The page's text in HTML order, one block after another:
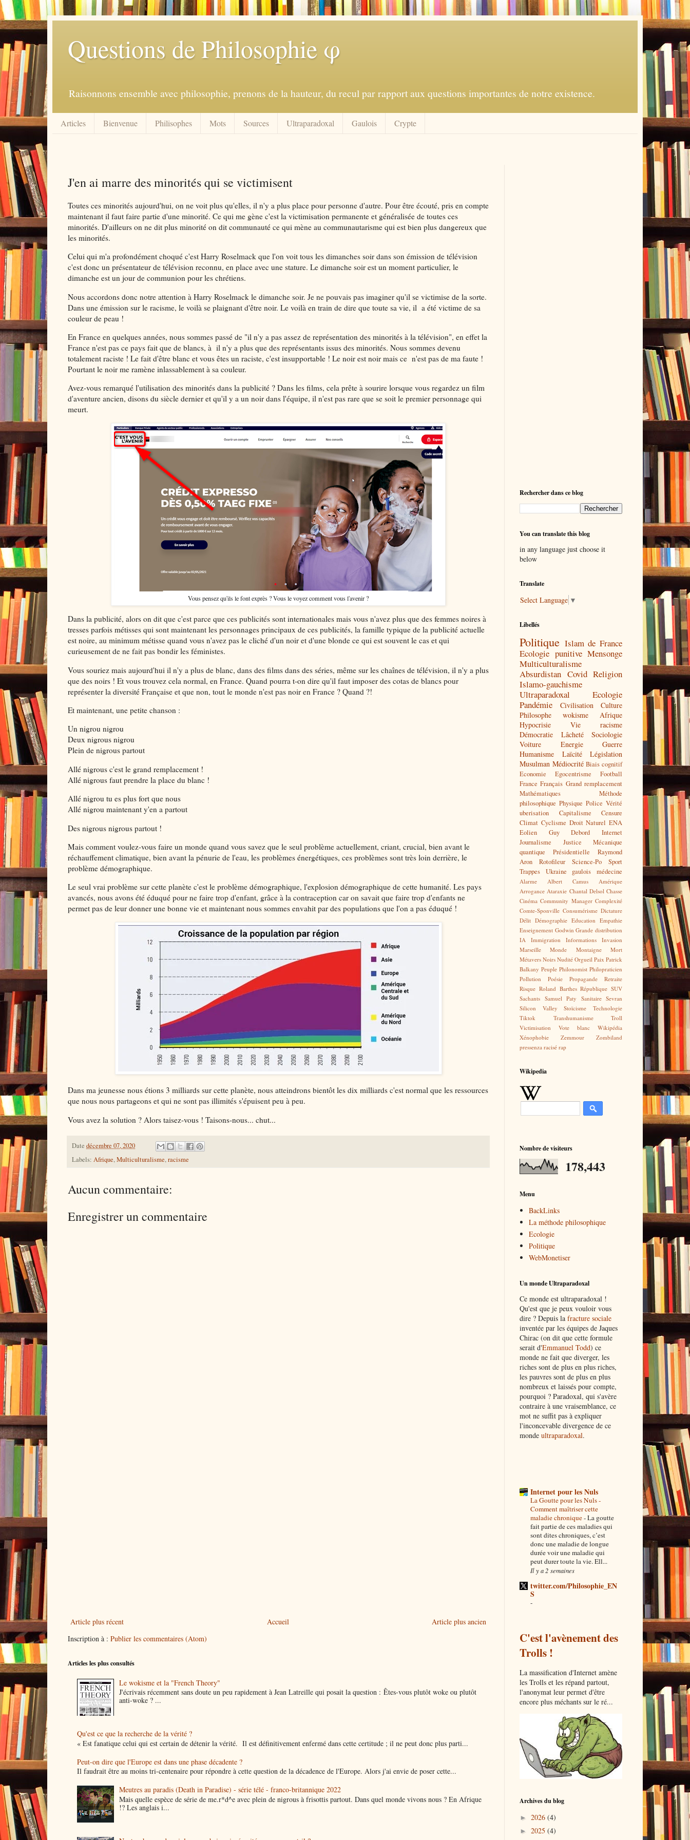
Questions de Philosophie φ
Raisonnons ensemble avec philosophie, prenons de la hauteur, du recul par rapport aux questions importantes de notre existence.
Articles Bienvenue Philisophes Mots Sources Ultraparadoxal Gaulois Crypte
J'en ai marre des minorités qui se victimisent
Toutes ces minorités aujourd'hui, on ne voit plus qu'elles, il n'y a plus place pour personne d'autre. Pour être écouté, pris en compte
maintenant il faut faire partie d'une minorité. Ce qui me gène c'est la victimisation permanente et généralisée de toutes ces
minorités. D'ailleurs on ne dit plus minorité on dit communauté ce qui mène au communautarisme qui est bien plus dangereux que
les minorités.
Celui qui m'a profondément choqué c'est Harry Roselmack que l'on voit tous les dimanches soir dans son émission de télévision
c'est donc un présentateur de télévision reconnu, en place avec une stature. Le dimanche soir est un moment particulier, le
dimanche est un jour de communion pour les chrétiens.
Nous accordons donc notre attention à Harry Roselmack le dimanche soir. Je ne pouvais pas imaginer qu'il se victimise de la sorte.
Dans une émission sur le racisme, le voilà se plaignant d'être noir. Le voilà en train de dire que toute sa vie, il a été victime de sa
couleur de peau !
En France en quelques années, nous sommes passé de "il n'y a pas assez de représentation des minorités à la télévision", en effet la
France n'est pas ce pays fait que de blancs, à il n'y a plus que des représentants issus des minorités. Nous sommes devenu
totalement raciste ! Le fait d'être blanc et vous êtes un raciste, c'est insupportable ! Le noir est noir mais ce n'est pas de ma faute !
Pourtant le noir me ramène inlassablement à sa couleur.
Avez-vous remarqué l'utilisation des minorités dans la publicité ? Dans les films, cela prête à sourire lorsque vous regardez un film
d'aventure ancien, disons du siècle dernier et qu'il y a un noir dans l'équipe, il n'est pas rare que se soit le premier personnage qui
meurt.
Vous pensez qu'ils le font exprès ? Vous le voyez comment vous l'avenir ?
Dans la publicité, alors on dit que c'est parce que ces publicités sont internationales mais vous n'avez plus que des femmes noires à
tresses parfois métisses qui sont maintenant les personnages principaux de ces publicités, la famille typique de la publicité actuelle
est noire, au minimum métisse quand vous n'avez pas le cliché d'un noir et d'une blonde ce qui est souvent le cas et qui
curieusement de ne fait pas bondir les féministes.
Vous souriez mais aujourd'hui il n'y a plus de blanc, dans des films dans des séries, même sur les chaînes de télévision, il n'y a plus
que des noirs ! Et vous trouvez cela normal, en France. Quand pourra t-on dire qu'il faut imposer des cotas de blancs pour
représenter la diversité Française et que non, tout le monde n'est pas noir en France ? Quand ?!
Et maintenant, une petite chanson :
Un nigrou nigrou
Deux nigrous nigrou
Plein de nigrous partout
Allé nigrous c'est le grand remplacement !
Allé nigrous faut prendre la place du blanc !
Allé nigrou tu es plus fort que nous
Allé nigrou maintenant y'en a partout
Des nigrous nigrous partout !
Mais comment voulez-vous faire un monde quand vous savez que le seul problème actuellement, criant, crucial, bien avant le
réchauffement climatique, bien avant la pénurie de l'eau, les problèmes énergétiques, ces problèmes sont très loin derrière, le
problème démographique.
Le seul vrai problème sur cette planète c'est le problème démographique, l'explosion démographique de cette humanité. Les pays
avancés, nous avons été éduqué pour ne faire trop d'enfant, grâce à la contraception car on savait que faire trop d'enfants ne
permet pas de leur donner une bonne vie et maintenant nous sommes envahit par des populations que l'on a pas éduqué !
Dans ma jeunesse nous étions 3 milliards sur cette planète, nous atteindrons bientôt les dix milliards c'est normal que les ressources
que nous nous partageons et qui ne sont pas illimités s'épuisent peu à peu.
Vous avez la solution ? Alors taisez-vous ! Taisons-nous... chut...
Date décembre 07, 2020
Labels: Afrique,Multiculturalisme,racisme
Aucun commentaire:
Enregistrer un commentaire
Article plus récent Article plus ancien
Accueil
Inscription à : Publier les commentaires (Atom)
Articles les plus consultés
Le wokisme et la "French Theory"
J'écrivais récemment sans doute un peu rapidement à Jean Latreille qui posait la question : Êtes-vous plutôt woke ou plutôt
anti-woke ? ...
Qu'est ce que la recherche de la vérité ?
« Est fanatique celui qui est certain de détenir la vérité. Il est définitivement enfermé dans cette certitude ; il ne peut donc plus parti...
Peut-on dire que l'Europe est dans une phase décadente ?
Il faudrait être au moins tri-centenaire pour répondre à cette question de la décadence de l'Europe. Alors j'ai envie de poser cette...
Meutres au paradis (Death in Paradise) - série télé - franco-britannique 2022
Mais quelle espèce de série de me.r*d^e avec plein de nigrous à frisottis partout. Dans quel monde vivons nous ? En Afrique
!? Les anglais i...
Rechercher dans ce blog
You can translate this blog
in any language just choose it
below
Translate
Select Language ▼
Libellés
Politique Islam de France
Ecologie punitive Mensonge
Multiculturalisme
Absurdistan Covid Religion
Islamo-gauchisme
Ultraparadoxal
Ecologie
Pandémie
Civilisation
Culture
Philosophe
wokisme
Afrique
Hypocrisie
Vie
racisme
Démocratie
Lâcheté
Sociologie
Voiture
Energie
Guerre
Humanisme
Laïcité
Législation
Musulman Médiocrité Biais cognitif
Economie
Egocentrisme
Football
France Français Grand remplacement
Mathématiques
Méthode
philosophique Physique Police Vérité
uberisation
Capitalisme
Censure
Climat Cyclisme Droit Naturel ENA
Eolien
Guy Debord
Internet
Journalisme
Justice
Mécanique
quantique
Présidentielle
Raymond
Aron
Rotofileur Science-Po
Sport
Trappes
Ukraine gaulois médecine
Alarme Albert Camus
Amérique
Arrogance Ataraxie Chantal Delsol Chasse
Cinéma Community Manager Complexité
Comte-Sponville Consumérisme Dictature
Délit Démographie Education Empathie
Enseignement Godwin Grande distribution
IA
Immigration Informations
Invasion
Marseille
Monde Montaigne
Mort
Métavers Noirs Nudité Orgueil Paix Patrick
Balkany Peuple Philonomist Philopraticien
Pollution
Poésie Propagande
Retraite
Risque Roland Barthes République SUV
Sachants Samuel Paty Sanitaire Sevran
Silicon Valley
Stoïcisme
Technologie
Tiktok
Transhumanisme
Troll
Victimisation
Vote blanc
Wikipédia
Xénophobie
Zemmour
Zombiland
pressenza racisé rap
Wikipedia
Nombre de visiteurs
178,443
Menu
BackLinks
La méthode philosophique
Ecologie
Politique
WebMonetiser
Un monde Ultraparadoxal
Ce monde est ultraparadoxal !
Qu'est que je peux vouloir vous
dire ? Depuis la fracture sociale
inventée par les équipes de Jaques
Chirac (on dit que cette formule
serait d'Emmanuel Todd) ce
monde ne fait que diverger, les
riches sont de plus en plus riches,
les pauvres sont de plus en plus
nombreux et laissés pour compte,
pourquoi ? Paradoxal, qui s'avère
contraire à une vraisemblance, ce
mot ne suffit pas à expliquer
l'inconcevable divergence de ce
monde ultraparadoxal.
Internet pour les Nuls
La Goutte pour les Nuls -
Comment maîtriser cette
maladie chronique-La goutte
fait partie de ces maladies qui
sont dites chroniques, c’est
donc une maladie de longue
durée voir une maladie qui
peut durer toute la vie. Ell...
Il y a 2 semaines
twitter.com/Philosophie_EN
S
-
C'est l'avènement des
Trolls !
La massification d'Internet amène
les Trolls et les répand partout,
l'anonymat leur permet d'être
encore plus méchants sur le ré...
Archives du blog
► 2026 (4)
► 2025 (4)